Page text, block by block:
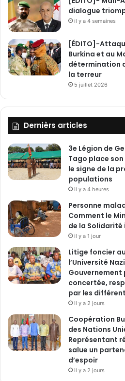
dialogue
il y a 4 semaines
[ÉDITO]-
Burkina et au
détermination
la terreur
5 juillet 2026
Dernièrs articles
3e Légion de
Tago place
le signe de la
populations
il y a 4 heures
Personne
Comment le
de la
il y a 1 jour
Litige foncier
l’Université
Gouvernement
concertée,
par les
il y a 2 jours
‎Coopération
des Nations
Représentant
salue un
d’espoir
il y a 2 jours